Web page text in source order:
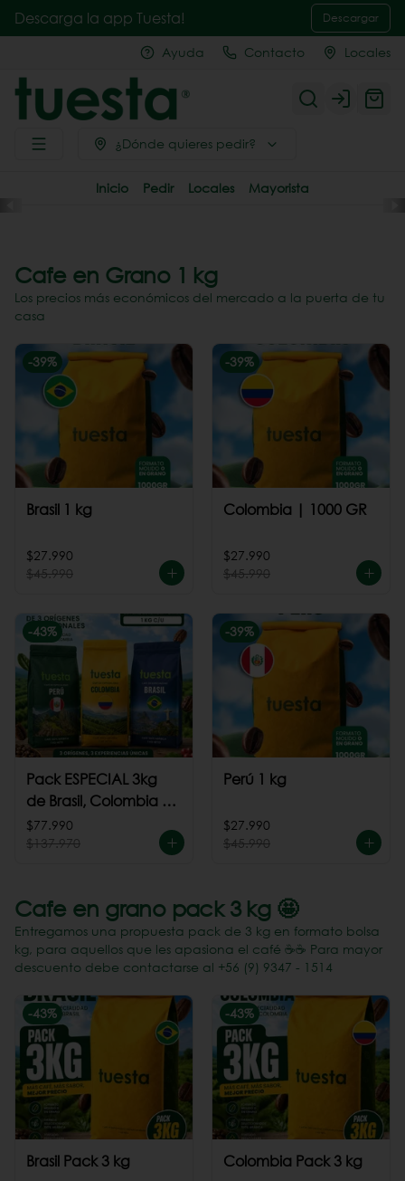
Descarga la app Tuesta! Descargar
Ayuda Contacto Locales
Login
¿Dónde quieres pedir?
Inicio Pedir Locales Mayorista
Cafe en Grano 1 kg
Los precios más económicos del mercado a la puerta de tu
casa
-39%
Brasil 1 kg
$27.990
$45.990
-39%
Colombia | 1000 GR
$27.990
$45.990
-43%
Pack ESPECIAL 3kg
de Brasil, Colombia +
Perú
$77.990
$137.970
-39%
Perú 1 kg
$27.990
$45.990
Cafe en grano pack 3 kg 🤩
Entregamos una propuesta pack de 3 kg en formato bolsa
kg, para aquellos que les apasiona el café ☕️☕️ Para mayor
descuento debe contactarse al +56 (9) 9347 - 1514
-43%
Brasil Pack 3 kg
-43%
Colombia Pack 3 kg